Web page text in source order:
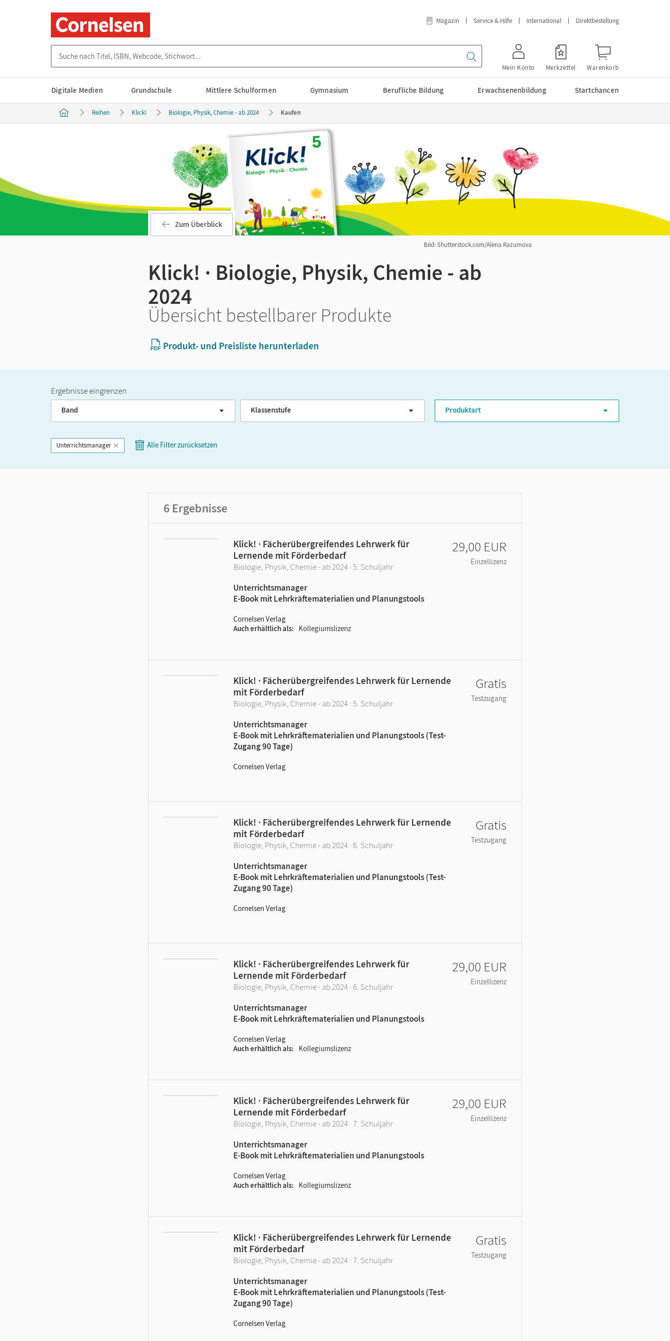
Magazin Service & Hilfe International Direktbestellung
Mein Konto Merkzettel Warenkorb
Digitale Medien Grundschule Mittlere Schulformen Gymnasium Berufliche Bildung Erwachsenenbildung Startchancen
Reihen Klick! Biologie, Physik, Chemie - ab 2024 Kaufen
Bild: Shutterstock.com/Alena Razumova
Zum Überblick
Klick! · Biologie, Physik, Chemie - ab
2024
Übersicht bestellbarer Produkte
Produkt- und Preisliste herunterladen
Ergebnisse eingrenzen
Band Klassenstufe GER-Niveau
Produktart
Unterrichtsmanager Alle Filter zurücksetzen
6 Ergebnisse
Klick! · Fächerübergreifendes Lehrwerk für
Lernende mit Förderbedarf
Biologie, Physik, Chemie - ab 2024 · 5. Schuljahr
Unterrichtsmanager
E-Book mit Lehrkräftematerialien und Planungstools
Cornelsen Verlag
Auch erhältlich als
Kollegiumslizenz
29,00 EUR
Einzellizenz
Klick! · Fächerübergreifendes Lehrwerk für Lernende
mit Förderbedarf
Biologie, Physik, Chemie - ab 2024 · 5. Schuljahr
Unterrichtsmanager
E-Book mit Lehrkräftematerialien und Planungstools (Test-
Zugang 90 Tage)
Cornelsen Verlag
Gratis
Testzugang
Klick! · Fächerübergreifendes Lehrwerk für Lernende
mit Förderbedarf
Biologie, Physik, Chemie - ab 2024 · 6. Schuljahr
Unterrichtsmanager
E-Book mit Lehrkräftematerialien und Planungstools (Test-
Zugang 90 Tage)
Cornelsen Verlag
Gratis
Testzugang
Klick! · Fächerübergreifendes Lehrwerk für
Lernende mit Förderbedarf
Biologie, Physik, Chemie - ab 2024 · 6. Schuljahr
Unterrichtsmanager
E-Book mit Lehrkräftematerialien und Planungstools
Cornelsen Verlag
Auch erhältlich als
Kollegiumslizenz
29,00 EUR
Einzellizenz
Klick! · Fächerübergreifendes Lehrwerk für
Lernende mit Förderbedarf
Biologie, Physik, Chemie - ab 2024 · 7. Schuljahr
Unterrichtsmanager
E-Book mit Lehrkräftematerialien und Planungstools
Cornelsen Verlag
Auch erhältlich als
Kollegiumslizenz
29,00 EUR
Einzellizenz
Klick! · Fächerübergreifendes Lehrwerk für Lernende
mit Förderbedarf
Biologie, Physik, Chemie - ab 2024 · 7. Schuljahr
Unterrichtsmanager
E-Book mit Lehrkräftematerialien und Planungstools (Test-
Zugang 90 Tage)
Cornelsen Verlag
Gratis
Testzugang